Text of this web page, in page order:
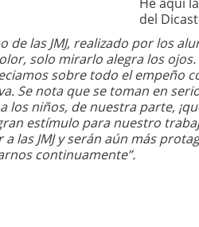
del
las JMJ, realizado por los
solo mirarlo alegra los
sobre todo el empeño
Se nota que se toman en
los niños, de nuestra parte,
estímulo para nuestro
JMJ y serán aún más
continuamente”.